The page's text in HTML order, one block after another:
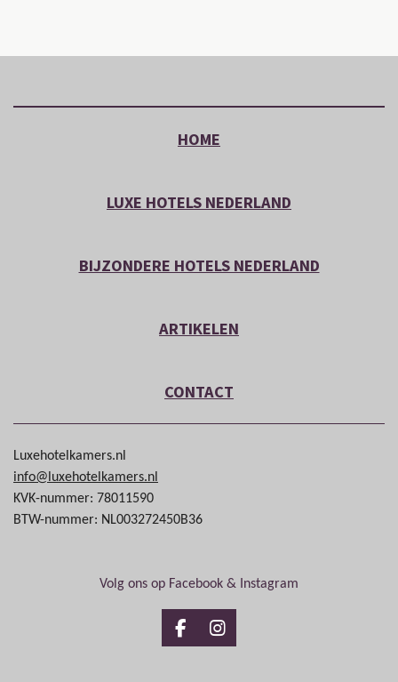
HOME
LUXE HOTELS NEDERLAND
BIJZONDERE HOTELS NEDERLAND
ARTIKELEN
CONTACT
Luxehotelkamers.nl
info@luxehotelkamers.nl
KVK-nummer: 78011590
BTW-nummer: NL003272450B36
Volg ons op Facebook & Instagram
F
a
I
n